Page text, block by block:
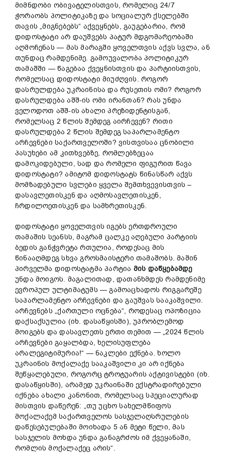
მიმნდობი ობივატელისთვის, რომელიც 24/7
ჭორაობს პოლიტიკაზე და სოციალურ ქსელებში
თავის „მიგნებებს“ აქვეყნებს, გაუგებარია, რომ
დიდოსტატი არ დაუშვებს პატურ მდგომარეობაში
აღმოჩენას — მას მარაგში ყოველთვის აქვს სვლა, ან
თუნდაც რამდენიმე. გამოუვალობა პოლიტიკურ
თამაშში — წაგებაა ქვეყნისთვის და პარტიისთვის,
რომელსაც დიდოსტატი მიუძღვის. როგორ
დასრულდება უკრაინისა და რუსეთის ომი? როგორ
დასრულდება აშშ-ის ომი ირანთან? რას უნდა
ველოდოთ აშშ-ის ახალი პრეზიდენტისგან,
რომელსაც 2 წლის შემდეგ აირჩევენ? რითი
დასრულდება 2 წლის შემდეგ საპარლამენტო
არჩევნები საქართველოში? ვისთვისაა ცნობილი
პასუხები ამ კითხვებზე, რომლებზეცაა
დამოკიდებული, სად და რომელი ფიგურით წავა
დიდოსტატი? ამიტომ დიდოსტატს წინასწარ აქვს
მომზადებული სვლები ყველა შემთხვევისთვის –
დასავლეთისკენ და აღმოსავლეთისკენ,
ჩრდილოეთისკენ და სამხრეთისკენ.
დიდოსტატი ყოველთვის იგებს ერთდროული
თამაშის სეანსს, მაგრამ ცალკე აღებული პარტიის
ბედის განჭვრეტა რთულია, როდესაც მის
წინააღმდეგ სხვა გროსმაისტერი თამაშობს. მაშინ
პირველმა დიდოსტატმა პარტია მის დაწყებამდე
უნდა მოიგოს. მაგალითად, დათანხმდეს რამდენიმე
ევროპულ ულტიმატუმს — გამოაცხადოს რიგგარეშე
საპარლამენტო არჩევნები და გაუშვას სააკაშვილი.
არჩევნებს „ქართული ოცნება“, როდესაც ოპოზიცია
დაქსაქსულია (იხ. დასაწყისში), უპრობლემოდ
მოიგებს და დასავლეთს ერთი თემით — „2024 წლის
არჩევნები გაყალბდა, ხელისუფლება
არალეგიტიმურია!“ — ნაკლები ექნება. ხოლო
უკრაინის მოქალაქე სააკაშვილი კი არ იქნება
შეწყალებული, როგორც ტროტუარის აქტივისტები (იხ.
დასაწყისში), არამედ უკრაინაში ექსტრადირებული
იქნება ახალი კანონით, რომელსაც სპეციალურად
მისთვის დაწერენ: „თუ უცხო სახელმწიფოს
მოქალაქემ საქართველოს სასჯელაღსრულების
დაწესებულებაში მოიხადა 5 ან მეტი წელი, მას
სასჯელის მოხდა უნდა განაგრძოს იმ ქვეყანაში,
რომლის მოქალაქეც არის“.